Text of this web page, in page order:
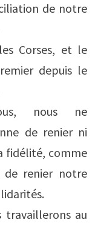
de notre
Corses, et le
depuis le
nous ne
de renier ni
fidélité, comme
de renier notre
travaillerons au